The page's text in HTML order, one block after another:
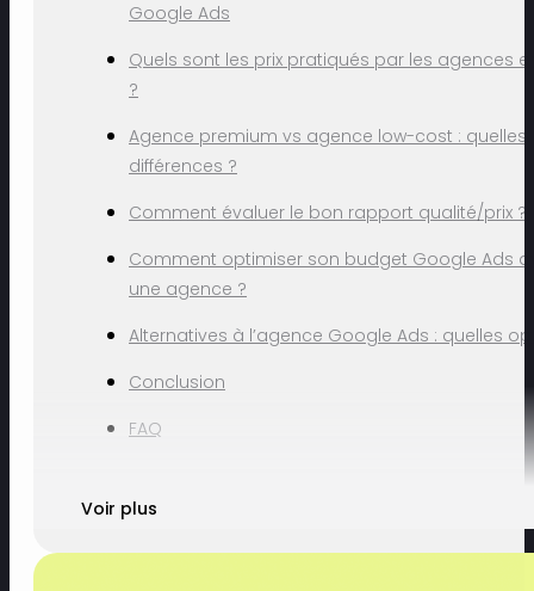
Google Ads
Quels sont les prix pratiqués par les agences
?
Agence premium vs agence low-cost : quelles
différences ?
Comment évaluer le bon rapport qualité/prix ?
Comment optimiser son budget Google Ads
une agence ?
Alternatives à l’agence Google Ads : quelles
Conclusion
FAQ
Voir plus